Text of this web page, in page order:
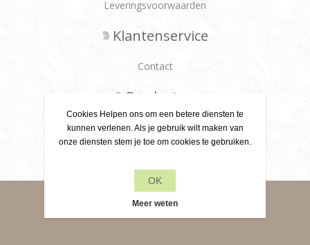
Leveringsvoorwaarden
Klantenservice
Contact
Producten
Recente items
Copyright © - 2026 Leane Creatief BV
Cookies Helpen ons om een betere diensten te
kunnen verlenen. Als je gebruik wilt maken van
onze diensten stem je toe om cookies te gebruiken.
OK
Meer weten